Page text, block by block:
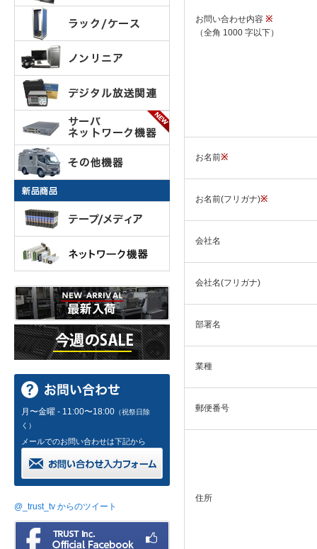
お問い合わせ内容 ※
（全角 1000 字以下）
お名前※
お名前(フリガナ)※
会社名
会社名(フリガナ)
部署名
業種
郵便番号
住所
月〜金曜 - 11:00〜18:00 （祝祭日除
く）
メールでのお問い合わせは下記から
@_trust_tv からのツイート